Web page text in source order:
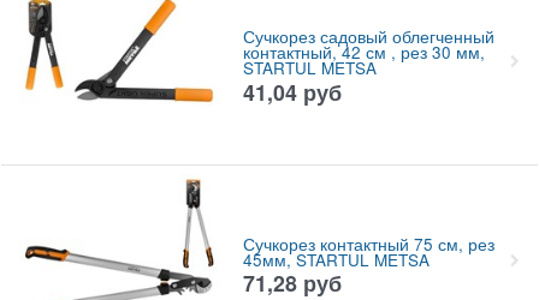
Сучкорез садовый облегченный
контактный, 42 см , рез 30 мм,
STARTUL METSA
41,04 руб
Сучкорез контактный 75 см, рез
45мм, STARTUL METSA
71,28 руб